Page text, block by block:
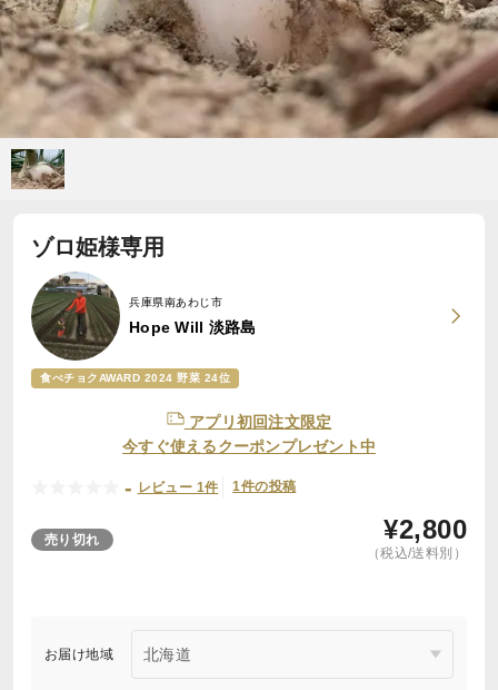
ゾロ姫様専用
兵庫県南あわじ市
Hope Will 淡路島
食べチョクAWARD 2024 野菜 24位
アプリ初回注文限定
今すぐ使えるクーポンプレゼント中
- レビュー 1件 1件の投稿
売り切れ ¥2,800
（税込/送料別）
お届け地域